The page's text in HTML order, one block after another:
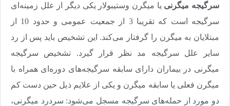
سرگیجه میگرنی یا میگرن وستیبولار یکی دیگر از علل زمینه‌ای
سرگیجه است که تقریبا 3 از جمعیت عمومی و حدود 10 از
مبتلایان به میگرن را گرفتار می‌کند. این تشخیص باید پس از رد
سایر علل سرگیجه مد نظر قرار گیرد. تشخیص سرگیجه
میگرنی در بیماران دارای سابقه سرگیجه‌های دوره‌ای همراه با
میگرن فعلی یا سابقه میگرن و یکی از علایم ذیل حین دست کم
دو مورد از حمله‌های سرگیجه مسجل می‌شود: سردرد میگرنی،